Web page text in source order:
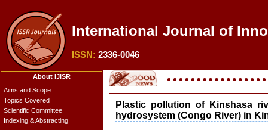
International Journal of
ISSN: 2336-0046
About IJISR
Aims and Scope
Topics Covered
Scientific Committee
Indexing & Abstracting
Plastic pollution of Kinshasa
hydrosystem (Congo River) in